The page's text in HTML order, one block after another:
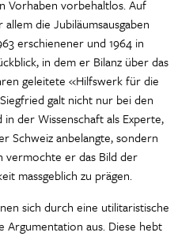
Vorhaben vorbehaltlos. Auf
die Jubiläumsausgaben
erschienener und 1964 in
in dem er Bilanz über das
geleitete «Hilfswerk für die
galt nicht nur bei den
der Wissenschaft als Experte,
Schweiz anbelangte, sondern
vermochte er das Bild der
massgeblich zu prägen.
sich durch eine utilitaristische
Argumentation aus. Diese hebt